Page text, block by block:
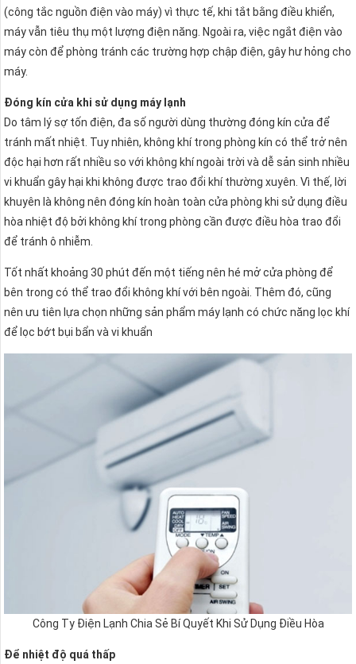
(công tắc nguồn điện vào máy) vì thực tế, khi tắt bằng điều khiển,
máy vẫn tiêu thụ một lượng điện năng. Ngoài ra, việc ngắt điện vào
máy còn để phòng tránh các trường hợp chập điện, gây hư hỏng cho
máy.
Đóng kín cửa khi sử dụng máy lạnh
Do tâm lý sợ tốn điện, đa số người dùng thường đóng kín cửa để
tránh mất nhiệt. Tuy nhiên, không khí trong phòng kín có thể trở nên
độc hại hơn rất nhiều so với không khí ngoài trời và dễ sản sinh nhiều
vi khuẩn gây hại khi không được trao đổi khí thường xuyên. Vì thế, lời
khuyên là không nên đóng kín hoàn toàn cửa phòng khi sử dụng điều
hòa nhiệt độ bởi không khí trong phòng cần được điều hòa trao đổi
để tránh ô nhiễm.
Tốt nhất khoảng 30 phút đến một tiếng nên hé mở cửa phòng để
bên trong có thể trao đổi không khí với bên ngoài. Thêm đó, cũng
nên ưu tiên lựa chọn những sản phẩm máy lạnh có chức năng lọc khí
để lọc bớt bụi bẩn và vi khuẩn
Công Ty Điện Lạnh Chia Sẻ Bí Quyết Khi Sử Dụng Điều Hòa
Để nhiệt độ quá thấp